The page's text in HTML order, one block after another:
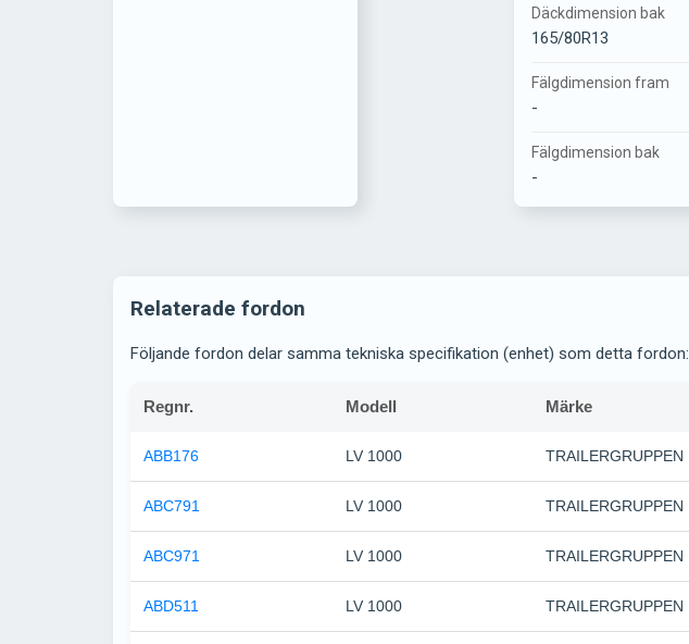
Däckdimension bak
165/80R13
Fälgdimension fram
-
Fälgdimension bak
-
Relaterade fordon
Följande fordon delar samma tekniska specifikation (enhet) som detta fordon:
Regnr. Modell Märke
ABB176 LV 1000 TRAILERGRUPPEN
ABC791 LV 1000 TRAILERGRUPPEN
ABC971 LV 1000 TRAILERGRUPPEN
ABD511 LV 1000 TRAILERGRUPPEN